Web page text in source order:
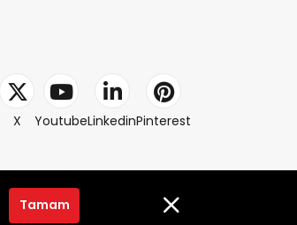
X YoutubeLinkedinPinterest
2014-2026 © petlebi.com v11.89.0
Bursa'da sevgiyle yapıldı.
Tamam